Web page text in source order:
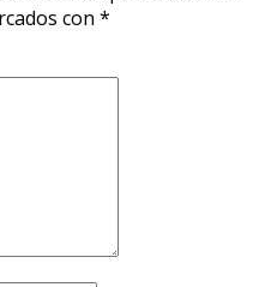
con *